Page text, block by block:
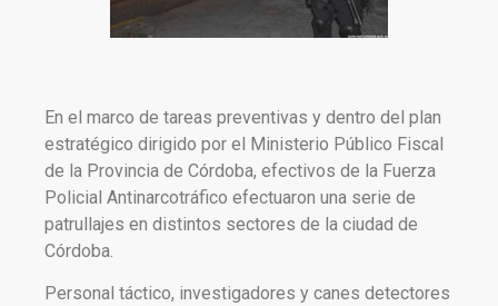
En el marco de tareas preventivas y dentro del plan
estratégico dirigido por el Ministerio Público Fiscal
de la Provincia de Córdoba, efectivos de la Fuerza
Policial Antinarcotráfico efectuaron una serie de
patrullajes en distintos sectores de la ciudad de
Córdoba.
Personal táctico, investigadores y canes detectores